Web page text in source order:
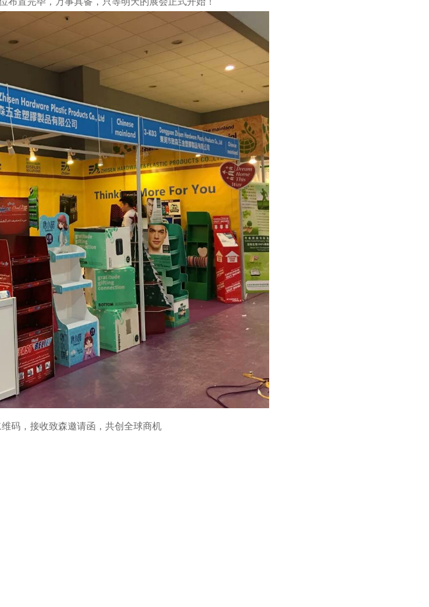
码，接收致森邀请函，共创全球商机